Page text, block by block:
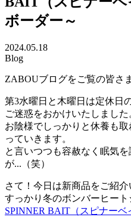
ボーダー～
2024.05.18
Blog
ZABOUブログをご覧の皆さ
第3水曜日と木曜日は定休日
ご迷惑をおかけいたしました
お陰様でしっかりと休養も
っていきます。
と言いつつも容赦なく眠気
が...（笑）
さて！今日は新商品をご紹介
すっかり冬のボンバーヒー
SPINNER BAIT（スピナーベ